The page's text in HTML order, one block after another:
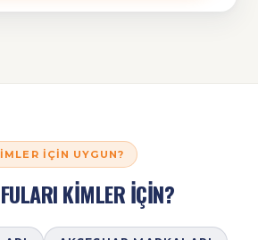
İÇIN UYGUN?
KİMLER İÇİN?